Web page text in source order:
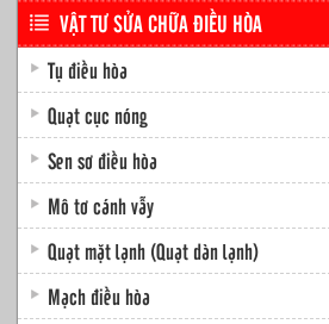
VẬT TƯ SỬA CHỮA ĐIỀU HÒA
Tụ điều hòa
Quạt cục nóng
Sen sơ điều hòa
Mô tơ cánh vẫy
Quạt mặt lạnh (Quạt dàn lạnh)
Mạch điều hòa